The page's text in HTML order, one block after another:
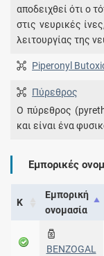
αποδειχθεί ότι ο
στις νευρικές
λειτουργίας της
Piperonyl
Πύρεθρος
Ο πύρεθρος
και είναι ένα
Εμπορικές
Κ
Εμπορική
ονομασία
BENZOGAL